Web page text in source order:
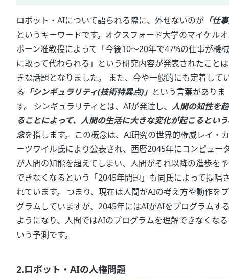
ロボット・AIについて語られる際に、外せないのが 「仕
というキーワードです。オクスフォード大学のマイケル
ボーン准教授によって「今後10～20年で47%の仕事が機械
に取って代わられる」という研究内容が発表されたこと
きな話題となりました。 また、今や一般的にも定着して
る 「シンギュラリティ(技術特異点)」 という言葉がありま
す。 シンギュラリティとは、AIが発達し、 人間の知性を
ることによって、人間の生活に大きな変化が起こるとい
念を指します。 この概念は、AI研究の世界的権威レイ・カ
ーツワイル氏により公表され、西暦2045年にコンピュー
が人間の知能を超えてしまい、人間がそれ以降の進歩を
できなくなるという「2045年問題」も同氏によって提唱
れています。 つまり、現在は人間がAIの考え方や動作を
グラムしていますが、2045年にはAIがAIをプログラムす
ようになり、人間ではAIのプログラムを理解できなくな
いう予測です。
2.ロボット・AIの人権問題